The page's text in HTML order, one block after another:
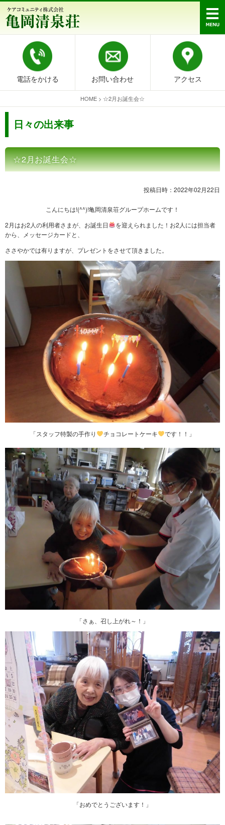
電話をかける お問い合わせ アクセス
HOME > ☆2月お誕生会☆
日々の出来事
☆2月お誕生会☆
投稿日時：2022年02月22日
こんにちは!(^^)!亀岡清泉荘グループホームです！
2月はお2人の利用者さまが、お誕生日
を迎えられました！お2人には担当者
から、メッセージカードと、
ささやかでは有りますが、プレゼントをさせて頂きました。
「スタッフ特製の手作り チョコレートケーキ です！！」
「さぁ、召し上がれ～！」
「おめでとうございます！」